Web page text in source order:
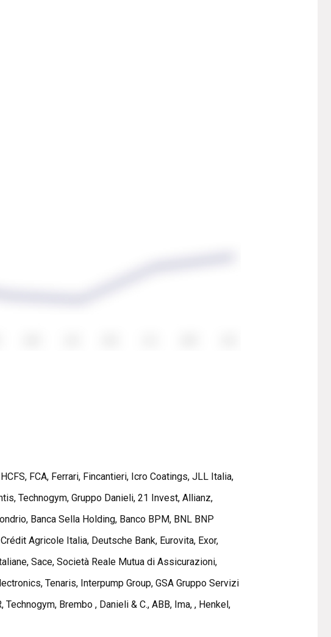
FCA, Ferrari, Fincantieri, Icro Coatings, JLL Italia,
Technogym, Gruppo Danieli, 21 Invest, Allianz,
Banca Sella Holding, Banco BPM, BNL BNP
Agricole Italia, Deutsche Bank, Eurovita, Exor,
Sace, Società Reale Mutua di Assicurazioni,
Tenaris, Interpump Group, GSA Gruppo Servizi
Brembo , Danieli & C., ABB, Ima, , Henkel,